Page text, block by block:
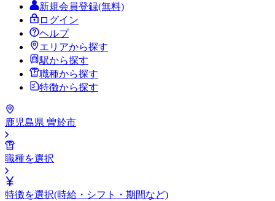
新規会員登録(無料)
ログイン
ヘルプ
エリアから探す
駅から探す
職種から探す
特徴から探す
鹿児島県 曽於市
職種を選択
特徴を選択(時給・シフト・期間など)